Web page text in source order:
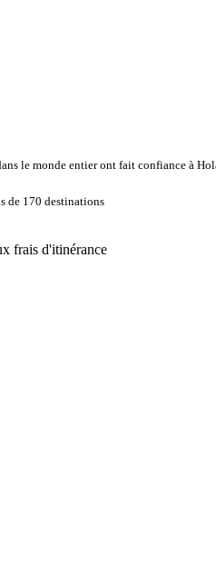
le monde entier ont fait confiance à
de 170 destinations
frais d'itinérance